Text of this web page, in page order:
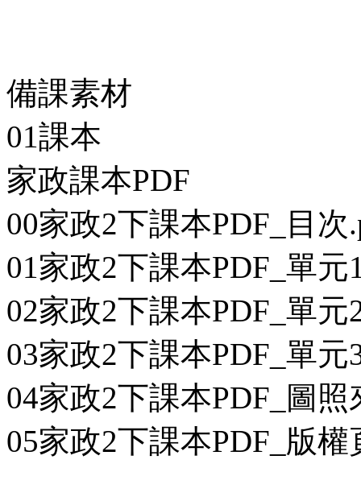
備課素材
01課本
家政課本PDF
00家政2下課本PDF_目次
01家政2下課本PDF_單
02家政2下課本PDF_單
03家政2下課本PDF_單
04家政2下課本PDF_圖照
05家政2下課本PDF_版權